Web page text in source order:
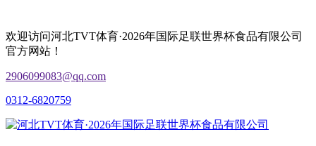
欢迎访问河北TVT体育·2026年国际足联世界杯食品有限公司
官方网站！
2906099083@qq.com
0312-6820759